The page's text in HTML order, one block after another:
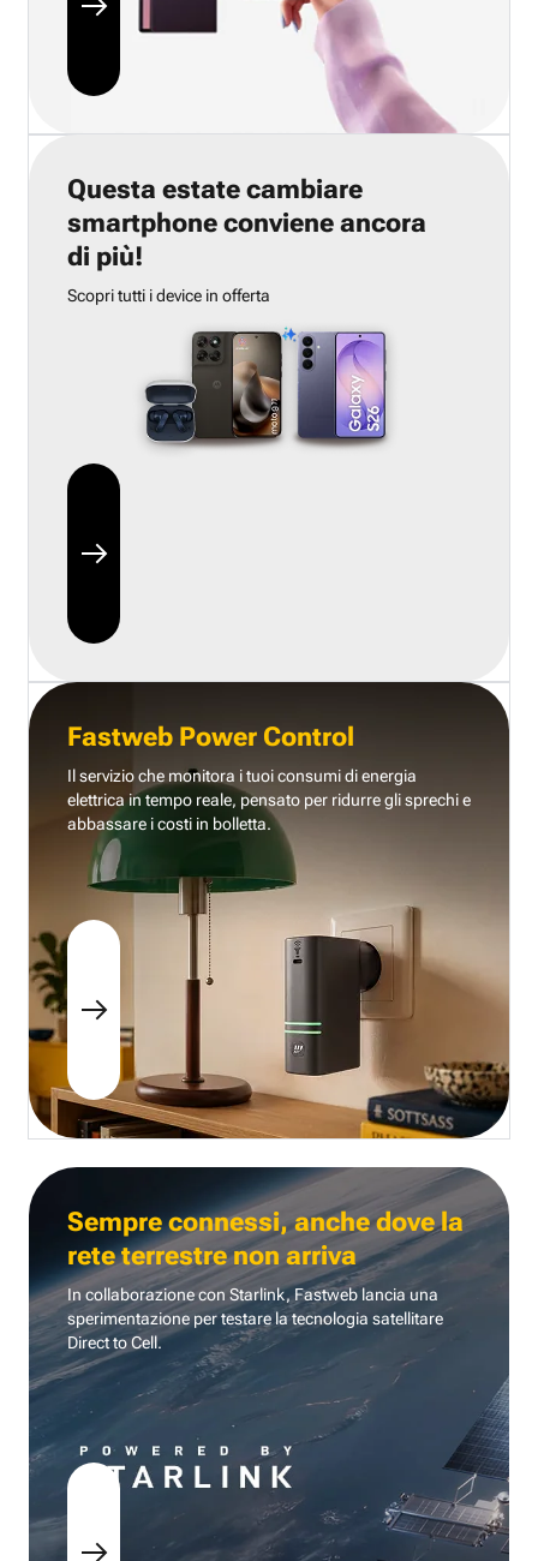
Questa estate cambiare
smartphone conviene ancora
di più!
Scopri tutti i device in offerta
Fastweb Power Control
Il servizio che monitora i tuoi consumi di energia
elettrica in tempo reale, pensato per ridurre gli sprechi e
abbassare i costi in bolletta.
Sempre connessi, anche dove la
rete terrestre non arriva
In collaborazione con Starlink, Fastweb lancia una
sperimentazione per testare la tecnologia satellitare
Direct to Cell.